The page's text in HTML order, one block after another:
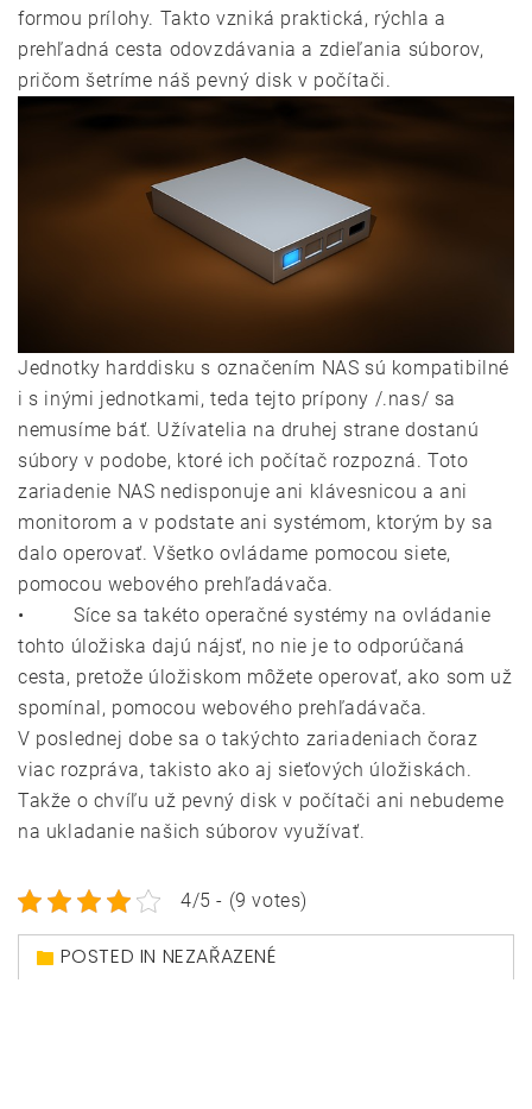
formou prílohy. Takto vzniká praktická, rýchla a
prehľadná cesta odovzdávania a zdieľania súborov,
pričom šetríme náš pevný disk v počítači.
Jednotky harddisku s označením NAS sú kompatibilné
i s inými jednotkami, teda tejto prípony /.nas/ sa
nemusíme báť. Užívatelia na druhej strane dostanú
súbory v podobe, ktoré ich počítač rozpozná. Toto
zariadenie NAS nedisponuje ani klávesnicou a ani
monitorom a v podstate ani systémom, ktorým by sa
dalo operovať. Všetko ovládame pomocou siete,
pomocou webového prehľadávača.
• Síce sa takéto operačné systémy na ovládanie
tohto úložiska dajú nájsť, no nie je to odporúčaná
cesta, pretože úložiskom môžete operovať, ako som už
spomínal, pomocou webového prehľadávača.
V poslednej dobe sa o takýchto zariadeniach čoraz
viac rozpráva, takisto ako aj sieťových úložiskách.
Takže o chvíľu už pevný disk v počítači ani nebudeme
na ukladanie našich súborov využívať.
4/5 - (9 votes)
POSTED IN NEZAŘAZENÉ